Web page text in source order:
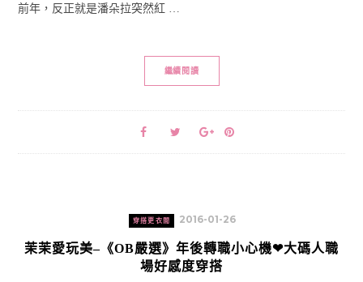
前年，反正就是潘朵拉突然紅 …
繼續閱讀
穿搭更衣間 2016-01-26
茉茉愛玩美–《OB嚴選》年後轉職小心機❤大碼人職
場好感度穿搭